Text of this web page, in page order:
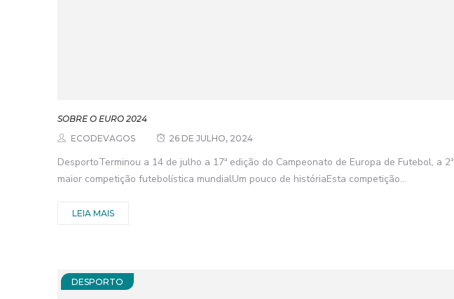
SOBRE O EURO 2024
ECODEVAGOS
26 DE JULHO, 2024
DesportoTerminou a 14 de julho a 17ª edição do Campeonato de Europa de Futebol, a 2ª
maior competição futebolística mundialUm pouco de históriaEsta competição...
LEIA MAIS
DESPORTO